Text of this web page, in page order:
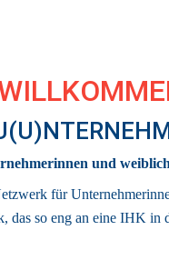
und
für
, das so eng an eine IHK in